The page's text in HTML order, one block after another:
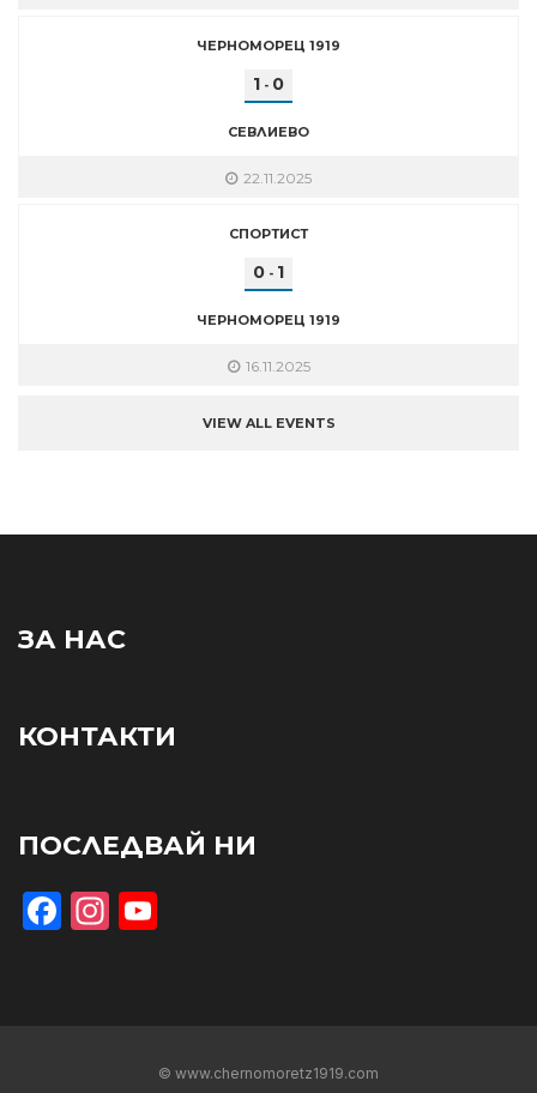
ЧЕРНОМОРЕЦ 1919
1 - 0
СЕВЛИЕВО
22.11.2025
СПОРТИСТ
0 - 1
ЧЕРНОМОРЕЦ 1919
16.11.2025
VIEW ALL EVENTS
ЗА НАС
КОНТАКТИ
ПОСЛЕДВАЙ НИ
Facebook
Instagram
© www.chernomoretz1919.com